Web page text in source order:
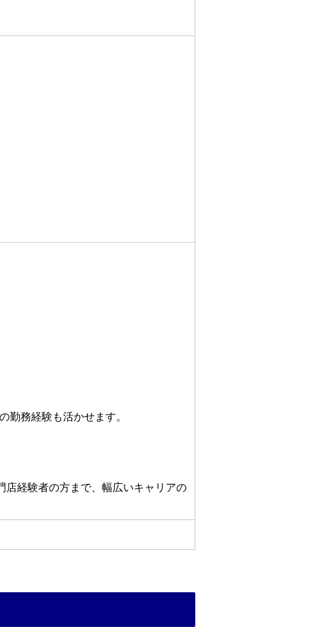
務経験も活かせます。
店経験者の方まで、幅広いキャリアの